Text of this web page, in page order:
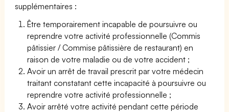
supplémentaires :
Être temporairement incapable de poursuivre ou
reprendre votre activité professionnelle (Commis
pâtissier / Commise pâtissière de restaurant) en
raison de votre maladie ou de votre accident ;
Avoir un arrêt de travail prescrit par votre médecin
traitant constatant cette incapacité à poursuivre ou
reprendre votre activité professionnelle ;
Avoir arrêté votre activité pendant cette période